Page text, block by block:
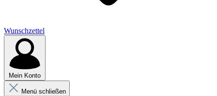
Wunschzettel
Mein Konto
Menü schließen